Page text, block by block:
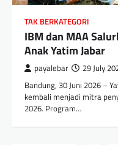
TAK BERKATEGORI
IBM dan MAA
Anak Yatim Jabar
payalebar 29 July
Bandung, 30 Juni 2026 –
kembali menjadi mitra
2026. Program…